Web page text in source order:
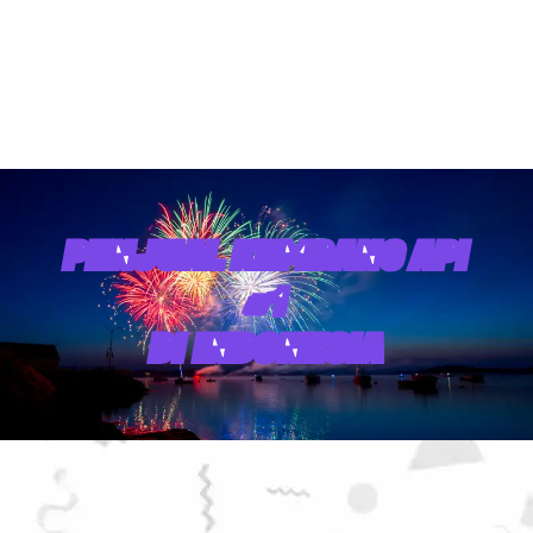
PENJUAL KEMBANG API
#1
DI INDONESIA